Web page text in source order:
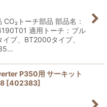
トーチ部品 部品名：
適用トーチ：ブル
プ、BT2000タイプ、
P350用 サーキット
[402383]